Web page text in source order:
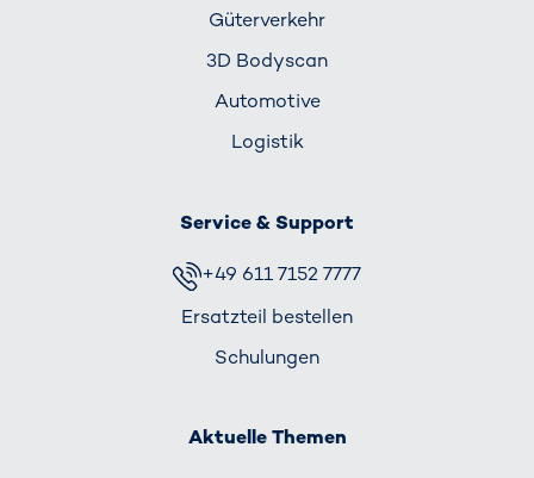
Güterverkehr
3D Bodyscan
Automotive
Logistik
Service & Support
+49 611 7152 7777
Ersatzteil bestellen
Schulungen
Aktuelle Themen